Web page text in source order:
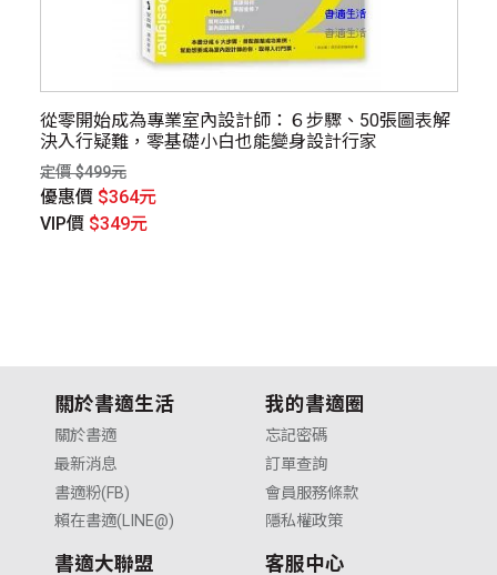
從零開始成為專業室內設計師：６步驟、50張圖表解
決入行疑難，零基礎小白也能變身設計行家
定價 $499元
優惠價 $364元
VIP價 $349元
關於書適生活
關於書適
最新消息
書適粉(FB)
賴在書適(LINE@)
我的書適圈
忘記密碼
訂單查詢
會員服務條款
隱私權政策
書適大聯盟 客服中心